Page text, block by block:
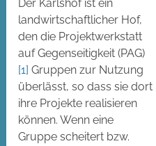
Der Karlshof ist ein
landwirtschaftlicher Hof,
den die Projektwerkstatt
auf Gegenseitigkeit (PAG)
[1] Gruppen zur Nutzung
überlässt, so dass sie dort
ihre Projekte realisieren
können. Wenn eine
Gruppe scheitert bzw.